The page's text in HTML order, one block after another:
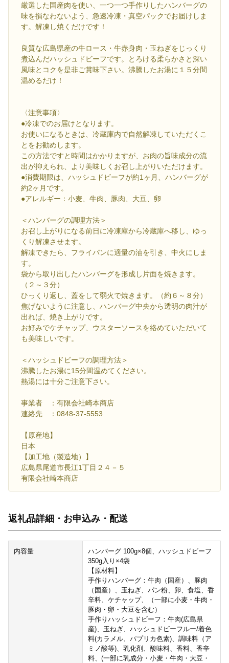
厳選した国産肉を使い、一つ一つ手作りしたハンバーグの
味を損なわないよう、急速冷凍・真空パックでお届けしま
す。解凍し焼くだけです！
良質な広島県産の牛ロース・牛赤身肉・玉ねぎをじっくり
煮込んだハッシュドビーフです。とろける柔らかさと深い
風味とコクを是非ご賞味下さい。沸騰したお湯に１５分間
温めるだけ！
〈注意事項〉
●冷凍でのお届けとなります。
お使いになるときは、冷蔵庫内で自然解凍していただくこ
とをお勧めします。
この方法ですと時間はかかりますが、お肉の旨味成分の流
出が抑えられ、より美味しくお召し上がりいただけます。
●消費期限は、ハッシュドビーフが約1ヶ月、ハンバーグが
約2ヶ月です。
●アレルギー：小麦、牛肉、豚肉、大豆、卵
＜ハンバーグの調理方法＞
お召し上がりになる前日に冷凍庫から冷蔵庫へ移し、ゆっ
くり解凍させます。
解凍できたら、フライパンに適量の油を引き、中火にしま
す。
袋から取り出したハンバーグを形成し片面を焼きます。
（２～３分）
ひっくり返し、蓋をして弱火で焼きます。（約６～８分）
焦げないように注意し、ハンバーグ中央から透明の肉汁が
出れば、焼き上がりです。
お好みでケチャップ、ウスターソースを絡めていただいて
も美味しいです。
＜ハッシュドビーフの調理方法＞
沸騰したお湯に15分間温めてください。
熱湯には十分ご注意下さい。
事業者 ：有限会社崎本商店
連絡先 ：0848-37-5553
【原産地】
日本
【加工地（製造地）】
広島県尾道市長江1丁目２４－５
有限会社崎本商店
返礼品詳細・お申込み・配送
内容量
ハンバーグ 100g×8個、ハッシュドビーフ
350g入り×4袋
【原材料】
手作りハンバーグ：牛肉（国産）、豚肉
（国産）、玉ねぎ、パン粉、卵、食塩、香
辛料、ケチャップ、（一部に小麦・牛肉・
豚肉・卵・大豆を含む）
手作りハッシュドビーフ：牛肉(広島県
産)、玉ねぎ、ハッシュドビーフルー/着色
料(カラメル、パプリカ色素)、調味料（ア
ミノ酸等)、乳化剤、酸味料、香料、香辛
料、(一部に乳成分・小麦・牛肉・大豆・